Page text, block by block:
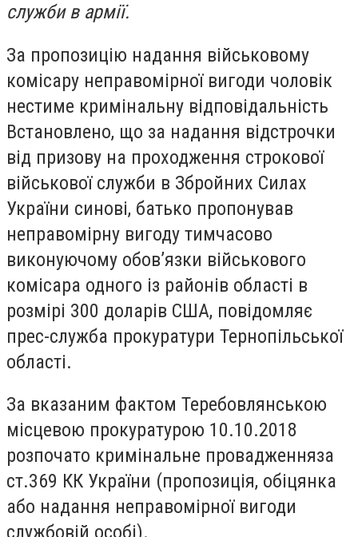
служби в армії.
За пропозицію надання військовому
комісару неправомірної вигоди чоловік
нестиме кримінальну відповідальність
Встановлено, що за надання відстрочки
від призову на проходження строкової
військової служби в Збройних Силах
України синові, батько пропонував
неправомірну вигоду тимчасово
виконуючому обов’язки військового
комісара одного із районів області в
розмірі 300 доларів США, повідомляє
прес-служба прокуратури Тернопільської
області.
За вказаним фактом Теребовлянською
місцевою прокуратурою 10.10.2018
розпочато кримінальне провадженняза
ст.369 КК України (пропозиція, обіцянка
або надання неправомірної вигоди
службовій особі).